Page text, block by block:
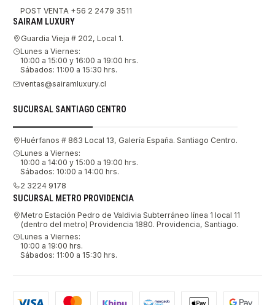
POST VENTA +56 2 2479 3511
SAIRAM LUXURY
Guardia Vieja # 202, Local 1.
Lunes a Viernes:
10:00 a 15:00 y 16:00 a 19:00 hrs.
Sábados: 11:00 a 15:30 hrs.
ventas@sairamluxury.cl
SUCURSAL SANTIAGO CENTRO
Huérfanos # 863 Local 13, Galería España. Santiago Centro.
Lunes a Viernes:
10:00 a 14:00 y 15:00 a 19:00 hrs.
Sábados: 10:00 a 14:00 hrs.
2 3224 9178
SUCURSAL METRO PROVIDENCIA
Metro Estación Pedro de Valdivia Subterráneo línea 1 local 11
(dentro del metro) Providencia 1880. Providencia, Santiago.
Lunes a Viernes:
10:00 a 19:00 hrs.
Sábados: 11:00 a 15:30 hrs.